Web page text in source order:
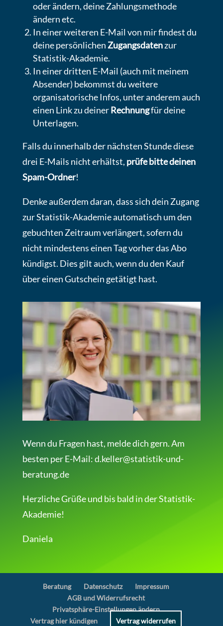
oder ändern, deine Zahlungsmethode
ändern etc.
In einer weiteren E-Mail von mir findest du
deine persönlichenZugangsdatenzur
Statistik-Akademie.
In einer dritten E-Mail (auch mit meinem
Absender) bekommst du weitere
organisatorische Infos, unter anderem auch
einen Link zu deinerRechnungfür deine
Unterlagen.
Falls du innerhalb der nächsten Stunde diese
drei E-Mails nicht erhältst, prüfe bitte deinen
Spam-Ordner!
Denke außerdem daran, dass sich dein Zugang
zur Statistik-Akademie automatisch um den
gebuchten Zeitraum verlängert, sofern du
nicht mindestens einen Tag vorher das Abo
kündigst. Dies gilt auch, wenn du den Kauf
über einen Gutschein getätigt hast.
Wenn du Fragen hast, melde dich gern. Am
besten per E-Mail: d.keller@statistik-und-
beratung.de
Herzliche Grüße und bis bald in der Statistik-
Akademie!
Daniela
Beratung Datenschutz
Impressum
AGB und Widerrufsrecht
Privatsphäre-Einstellungen ändern
Vertrag hier kündigen
Vertrag widerrufen